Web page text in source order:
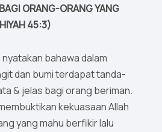
ORANG-ORANG YANG
45:3)
nyatakan bahawa dalam
dan bumi terdapat tanda-
& jelas bagi orang beriman.
kekuasaan Allah
yang mahu berfikir lalu